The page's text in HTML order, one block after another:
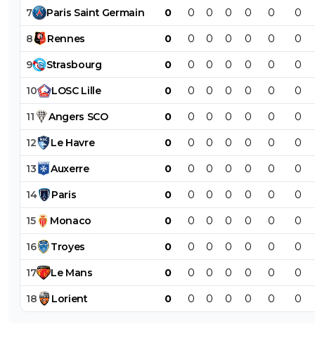
7 Paris Saint Germain 0 0 0 0 0 0 0
8 Rennes 0 0 0 0 0 0 0
9 Strasbourg 0 0 0 0 0 0 0
10 LOSC Lille 0 0 0 0 0 0 0
11 Angers SCO 0 0 0 0 0 0 0
12 Le Havre 0 0 0 0 0 0 0
13 Auxerre 0 0 0 0 0 0 0
14 Paris 0 0 0 0 0 0 0
15 Monaco 0 0 0 0 0 0 0
16 Troyes 0 0 0 0 0 0 0
17 Le Mans 0 0 0 0 0 0 0
18 Lorient 0 0 0 0 0 0 0